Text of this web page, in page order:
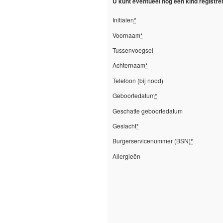
Initialen*
Voornaam*
Tussenvoegsel
Achternaam*
Telefoon (bij nood)
Geboortedatum*
Geschatte geboortedatum
Geslacht*
Burgerservicenummer (BSN)*
Allergieën